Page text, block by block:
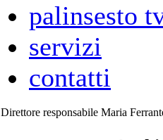
palinsesto
servizi
contatti
Direttore responsabile Maria